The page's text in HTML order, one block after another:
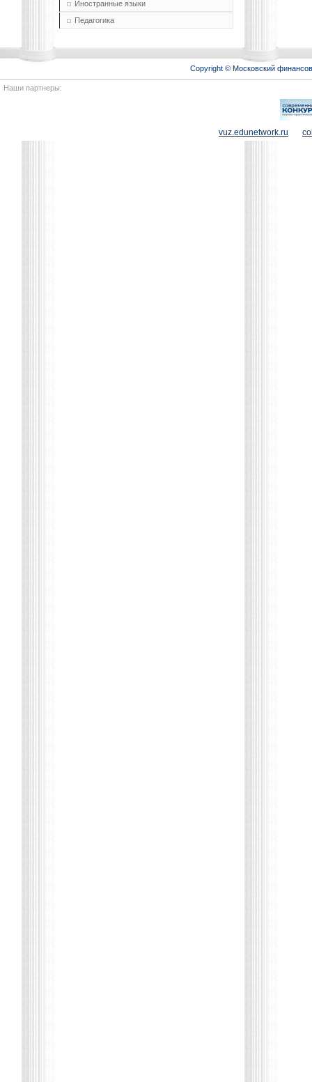
Иностранные языки
Педагогика
Copyright © Московский
Наши партнеры:
vuz.edunetwork.ru